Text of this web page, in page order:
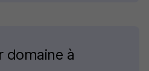
domaine à